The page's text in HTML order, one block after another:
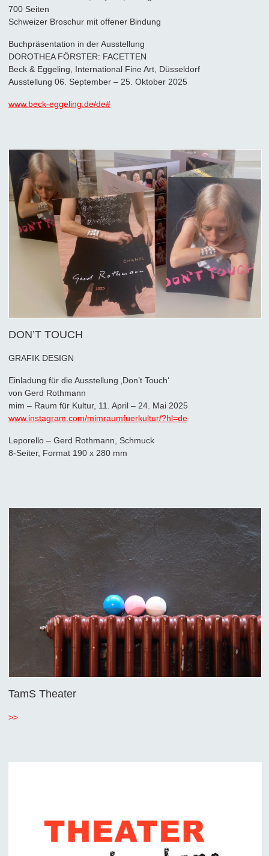
700 Seiten
Schweizer Broschur mit offener Bindung
Buchpräsentation in der Ausstellung
DOROTHEA FÖRSTER: FACETTEN
Beck & Eggeling, International Fine Art, Düsseldorf
Ausstellung 06. September – 25. Oktober 2025
www.beck-eggeling.de/de#
DON’T TOUCH
GRAFIK DESIGN
Einladung für die Ausstellung ‚Don’t Touch‘
von Gerd Rothmann
mim – Raum für Kultur, 11. April – 24. Mai 2025
www.instagram.com/mimraumfuerkultur/?hl=de
Leporello – Gerd Rothmann, Schmuck
8-Seiter, Format 190 x 280 mm
TamS Theater
>>